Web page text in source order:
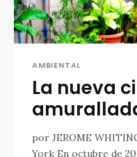
AMBIENTAL
La nueva
por JEROME
York En octubre de 2011, una enorme corriente de